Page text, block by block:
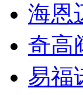
海恩
奇高
易福